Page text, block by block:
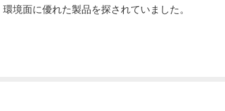
環境面に優れた製品を探されていました。